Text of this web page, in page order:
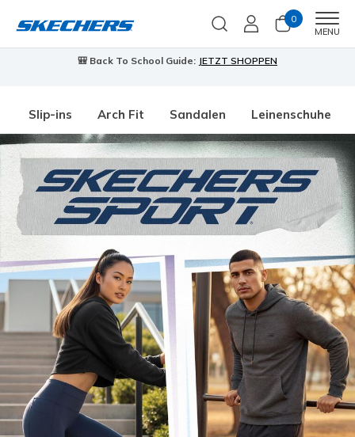
0
MENU
🎒 Back To School Guide: JETZT SHOPPEN
Slip-ins Arch Fit Sandalen Leinenschuhe